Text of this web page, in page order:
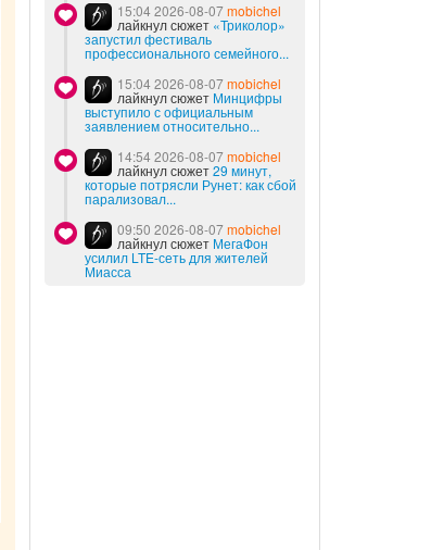
15:04 2026-08-07mobichel
лайкнул сюжет «Триколор»
запустил фестиваль
профессионального семейного...
15:04 2026-08-07mobichel
лайкнул сюжет Минцифры
выступило с официальным
заявлением относительно...
14:54 2026-08-07mobichel
лайкнул сюжет29 минут,
которые потрясли Рунет: как сбой
парализовал...
09:50 2026-08-07mobichel
лайкнул сюжет МегаФон
усилил LTE-сеть для жителей
Миасса